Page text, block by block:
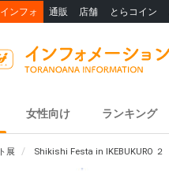
インフォ 通販 店舗 とらコイン
女性向け ランキング
展 Shikishi Festa in IKEBUKURO ２